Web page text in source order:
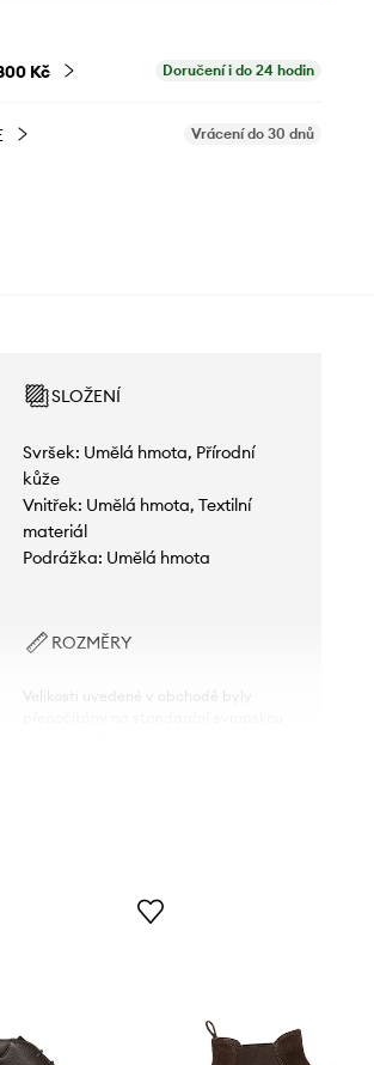
Kč Doručení i do 24 hodin
Vrácení do 30 dnů
SLOŽENÍ
Svršek: Umělá hmota, Přírodní
kůže
Vnitřek: Umělá hmota, Textilní
materiál
Podrážka: Umělá hmota
ROZMĚRY
Velikosti uvedené v obchodě byly